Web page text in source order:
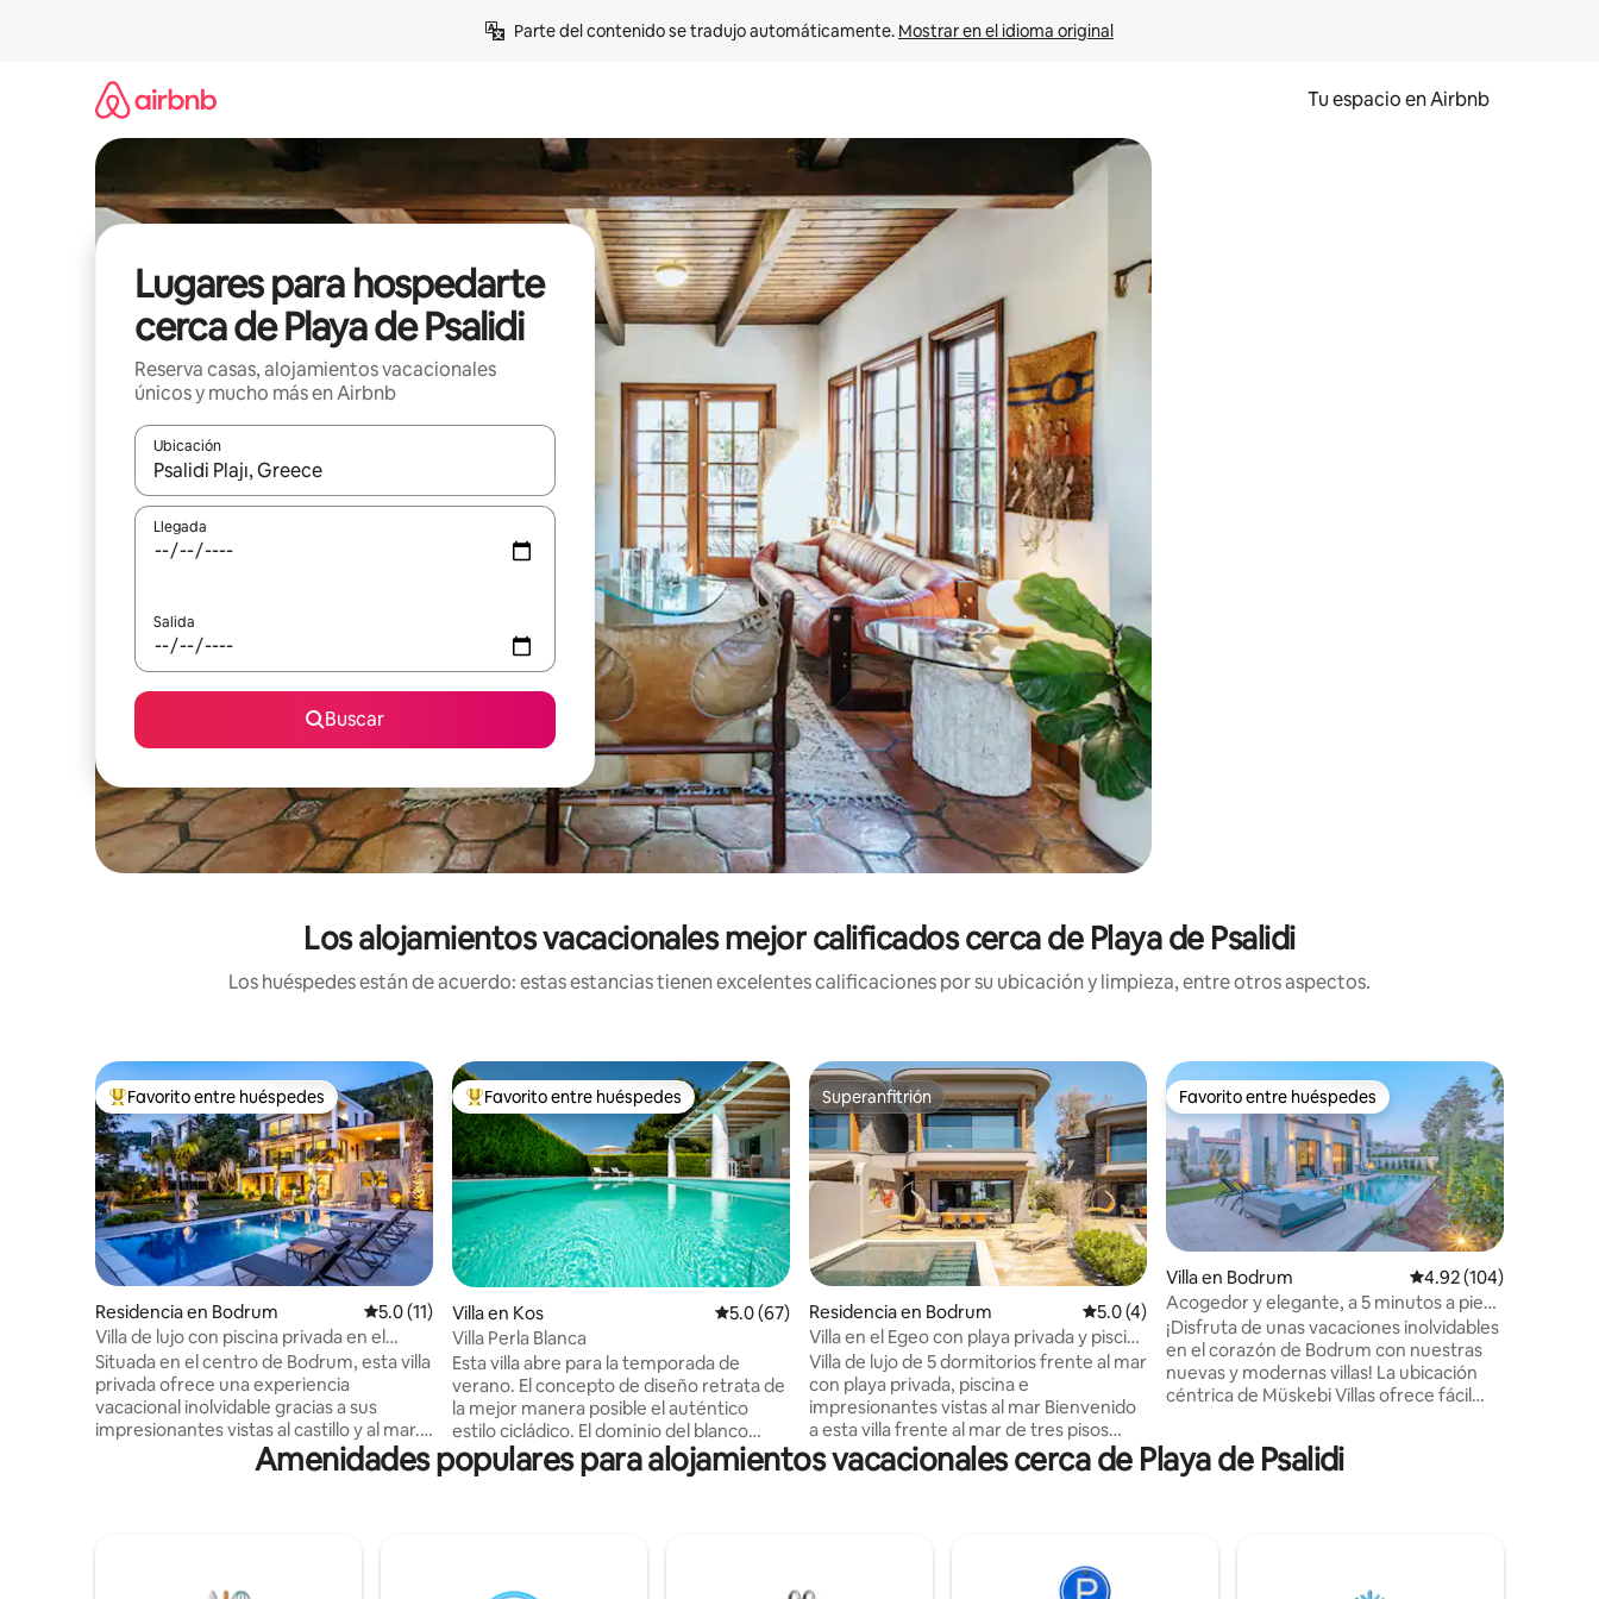
Parte del contenido se tradujo automáticamente. Mostrar en el idioma original
Tu espacio en Airbnb
Lugares para hospedarte
cerca de Playa de Psalidi
Reserva casas, alojamientos vacacionales
únicos y mucho más en Airbnb
Ubicación
Cuando los resultados estén disponibles, podrás navegar usando las teclas de las flechas hacia arriba y hacia abajo, o bien tocando y deslizando la pantalla.
Llegada
Salida
Buscar
Los alojamientos vacacionales mejor calificados cerca de Playa de Psalidi
Los huéspedes están de acuerdo: estas estancias tienen excelentes calificaciones por su ubicación y limpieza, entre otros aspectos.
De los mejores en Favorito entre huéspedes
Favorito entre huéspedes
Residencia en Bodrum Calificación promedio: 5.0 de 5; 11 evaluaciones
5.0 (11)
Villa de lujo con piscina privada en el
centro de Bodrum
Situada en el centro de Bodrum, esta villa
privada ofrece una experiencia
vacacional inolvidable gracias a sus
impresionantes vistas al castillo y al mar.
Gracias a su amplio jardín de 800 m² y a
su gran piscina privada, disfrutarás tanto
amigos, la villa está a poca distancia de las
De los mejores en Favorito entre huéspedes
Favorito entre huéspedes
Villa en Kos Calificación promedio: 5.0 de 5; 67 evaluaciones
5.0 (67)
Villa Perla Blanca
Esta villa abre para la temporada de
verano. El concepto de diseño retrata de
la mejor manera posible el auténtico
estilo cicládico. El dominio del blanco
junto con el elemento minimalista,
proporcionan el destino ideal para
convierte en un refugio perfecto para los
Superanfitrión
Superanfitrión
Residencia en Bodrum Calificación promedio: 5.0 de 5; 4 evaluaciones
5.0 (4)
Villa en el Egeo con playa privada y piscina
privada
Villa de lujo de 5 dormitorios frente al mar
con playa privada, piscina e
impresionantes vistas al mar Bienvenido
a esta villa frente al mar de tres pisos
recién construida que ofrece un estilo de
vida costero refinado. Cuenta con 5
huéspedes disfrutan de acceso al
gimnasio, al spa y a las salas de masajes
Favorito entre huéspedes
Favorito entre huéspedes
Villa en Bodrum Calificación promedio:
4.92 (104)
Acogedor y elegante, a 5 minutos a pie
de la playa
¡Disfruta de unas vacaciones inolvidables
en el corazón de Bodrum con nuestras
nuevas y modernas villas! La ubicación
céntrica de Müskebi Villas ofrece fácil
privacidad de tu propia piscina y jardín en
cada villa, mientras que nuestros
Amenidades populares para alojamientos vacacionales cerca de Playa de Psalidi